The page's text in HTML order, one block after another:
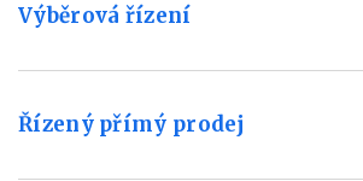
Výběrová řízení
Řízený přímý prodej